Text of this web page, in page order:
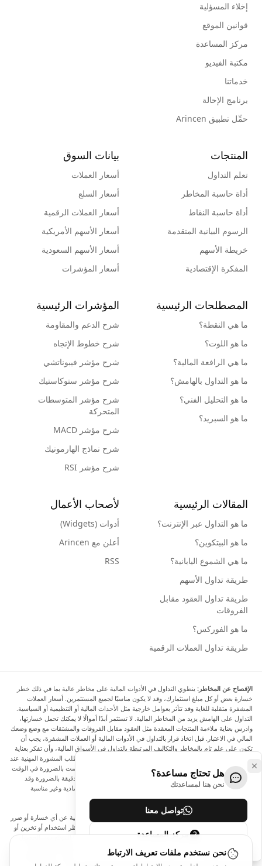
إخلاء المسؤلية
قوانين الموقع
مركز المساعدة
مكتبة الفيديو
خدماتنا
برنامج الإحالة
حمِّل تطبيق Arincen
المنتجات
تعلم التداول
أداة حاسبة المخاطر
أداة حاسبة النقاط
الرسوم البيانية المتقدمة
خريطة الأسهم
المفكرة الإقتصادية
بيانات السوق
أسعار العملات
أسعار السلع
أسعار العملات الرقمية
أسعار الأسهم الأمريكية
أسعار الأسهم السعودية
أسعار المؤشرات
المصطلحات الرئيسية
ما هي النقطة؟
ما هو اللوت؟
ما هي الرافعة المالية؟
ما هو التداول بالهامش؟
ما هو التحليل الفني؟
ما هو السبريد؟
المؤشرات الرئيسية
شرح الدعم والمقاومة
شرح خطوط الإتجاه
شرح مؤشر فيبوناتشي
شرح مؤشر ستوكاستيك
شرح مؤشر المتوسطات
المتحركة
شرح مؤشر MACD
شرح نماذج الهارمونيك
شرح مؤشر RSI
المقالات الرئيسية
ما هو التداول عبر الإنترنت؟
ما هو البيتكوين؟
ما هي الشموع اليابانية؟
طريقة تداول الأسهم
طريقة تداول العقود مقابل
الفروقات
ما هو الفوركس؟
طريقة تداول العملات الرقمية
لأصحاب الأعمال
أدوات (Widgets)
أعلن مع Arincen
RSS
الإفصاح عن المخاطر: ينطوي التداول في الأدوات المالية على مخاطر عالية بما في ذلك خطر
خسارة بعض أو كل مبلغ استثمارك، وقد لا يكون مناسبًا لجميع المستثمرين. أسعار العملات
المشفرة متقلبة للغاية وقد تتأثر بعوامل خارجية مثل الأحداث المالية أو التنظيمية أو السياسية.
التداول على الهامش يزيد من المخاطر المالية. لا تستثمر أبدًا أموالًا لا يمكنك تحمل خسارتها،
وادرس بعناية ملاءمة المنتجات المعقدة مثل العقود مقابل الفروقات والمشتقات مع وضع وضعك
المالي في الاعتبار. قبل اتخاذ قرار بالتداول في الأدوات المالية أو العملات المشفرة، يجب أن
تكون على علم تام بالمخاطر والتكاليف المرتبطة بالتداول في الأسواق المالية، وأن تفكر بعناية
في أهدافك الاستثمارية ومستوى خبرتك ورغبتك في المخاطرة، وأن تطلب المشورة المهنية عند
الحاجة. تود Arincen أن تذكرك بأن البيانات الواردة في هذا الموقع ليست بالضرورة في الوقت
الفعلي وليست دقيقة. البيانات والأسعار الموجودة على الموقع ليست دقيقة بالضرورة وقد
تختلف عن السعر الفعلي في أي سوق معينة، مما يعني أن الأسعار إرشادية وغير مناسبة
لأغراض التداول.
لن يتحمل Arincen وأي مزود للبيانات الواردة في هذا الموقع المسؤولية عن أي خسارة أو ضرر
نتيجة لتداولك، أو اعتمادك على المعلومات الواردة في هذا الموقع. يحظر استخدام أو تخزين أو
إعادة إنتاج أو عرض أو تعديل أو نقل أو توزيع البيانات الموجودة في هذا الموقع دون الحصول
على إذن كتابي صريح مسبق من Arincen و/أو مزود البيانات. جميع حقوق الملكية الفكرية
محفوظة من قبل مقدمي الخدمة و/أو البورصة التي تقدم البيانات الواردة في هذا الموقع. قد
هل تحتاج مساعدة؟
نحن هنا لمساعدتك
تواصل معنا
مركز المساعدة
نحن نستخدم ملفات تعريف الارتباط